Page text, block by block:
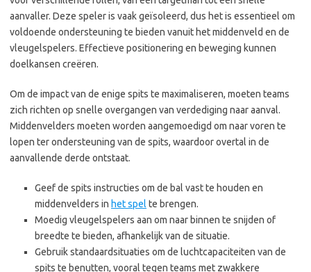
aanvaller. Deze speler is vaak geïsoleerd, dus het is essentieel om
voldoende ondersteuning te bieden vanuit het middenveld en de
vleugelspelers. Effectieve positionering en beweging kunnen
doelkansen creëren.
Om de impact van de enige spits te maximaliseren, moeten teams
zich richten op snelle overgangen van verdediging naar aanval.
Middenvelders moeten worden aangemoedigd om naar voren te
lopen ter ondersteuning van de spits, waardoor overtal in de
aanvallende derde ontstaat.
Geef de spits instructies om de bal vast te houden en
middenvelders in het spel te brengen.
Moedig vleugelspelers aan om naar binnen te snijden of
breedte te bieden, afhankelijk van de situatie.
Gebruik standaardsituaties om de luchtcapaciteiten van de
spits te benutten, vooral tegen teams met zwakkere